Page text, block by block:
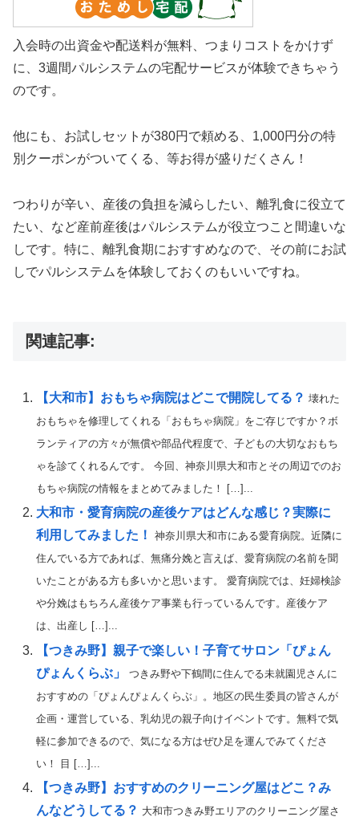
入会時の出資金や配送料が無料、つまりコストをかけず
に、3週間パルシステムの宅配サービスが体験できちゃう
のです。
他にも、お試しセットが380円で頼める、1,000円分の特
別クーポンがついてくる、等お得が盛りだくさん！
つわりが辛い、産後の負担を減らしたい、離乳食に役立て
たい、など産前産後はパルシステムが役立つこと間違いな
しです。特に、離乳食期におすすめなので、その前にお試
しでパルシステムを体験しておくのもいいですね。
関連記事:
【大和市】おもちゃ病院はどこで開院してる？壊れた
おもちゃを修理してくれる「おもちゃ病院」をご存じですか？ボ
ランティアの方々が無償や部品代程度で、子どもの大切なおもち
ゃを診てくれるんです。 今回、神奈川県大和市とその周辺でのお
もちゃ病院の情報をまとめてみました！ […]...
大和市・愛育病院の産後ケアはどんな感じ？実際に
利用してみました！神奈川県大和市にある愛育病院。近隣に
住んでいる方であれば、無痛分娩と言えば、愛育病院の名前を聞
いたことがある方も多いかと思います。 愛育病院では、妊婦検診
や分娩はもちろん産後ケア事業も行っているんです。産後ケア
は、出産し […]...
【つきみ野】親子で楽しい！子育てサロン「ぴょん
ぴょんくらぶ」つきみ野や下鶴間に住んでる未就園児さんに
おすすめの「ぴょんぴょんくらぶ」。地区の民生委員の皆さんが
企画・運営している、乳幼児の親子向けイベントです。無料で気
軽に参加できるので、気になる方はぜひ足を運んでみてくださ
い！ 目 […]...
【つきみ野】おすすめのクリーニング屋はどこ？み
んなどうしてる？ 大和市つきみ野エリアのクリーニング屋さ